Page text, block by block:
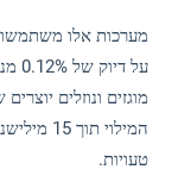
מערכות אלו
מוגזים ונוזלים
טעויות.